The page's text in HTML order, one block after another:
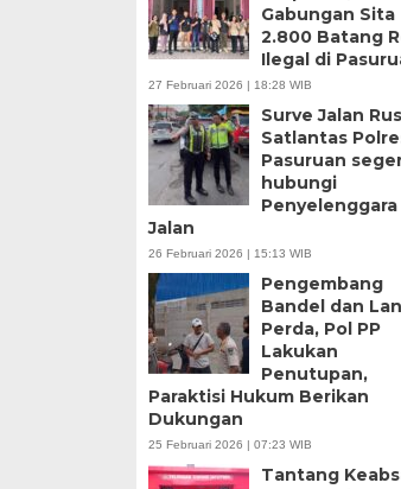
Gabungan Sita
2.800 Batang
Ilegal di
27 Februari 2026 | 18:28 WIB
Surve Jalan
Satlantas
Pasuruan
hubungi
Penyelenggara
Jalan
26 Februari 2026 | 15:13 WIB
Pengembang
Bandel dan
Perda, Pol PP
Lakukan
Penutupan,
Paraktisi Hukum Berikan
Dukungan
25 Februari 2026 | 07:23 WIB
Tantang